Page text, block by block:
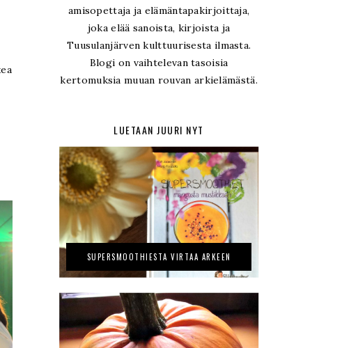
amisopettaja ja elämäntapakirjoittaja,
joka elää sanoista, kirjoista ja
Tuusulanjärven kulttuurisesta ilmasta.
Blogi on vaihtelevan tasoisia
kertomuksia muuan rouvan arkielämästä.
LUETAAN JUURI NYT
SUPERSMOOTHIESTA VIRTAA ARKEEN